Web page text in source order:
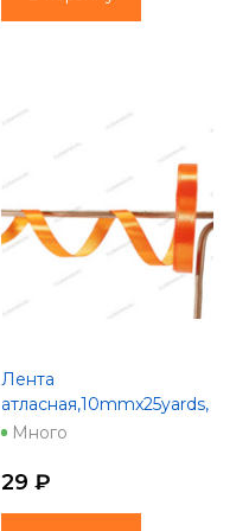
Лента
атласная,10mmx25yards,
цв. оранжевый
Много
29 ₽